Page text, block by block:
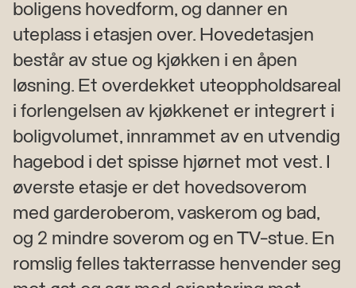
boligens hovedform, og danner en
uteplass i etasjen over. Hovedetasjen
består av stue og kjøkken i en åpen
løsning. Et overdekket uteoppholdsareal
i forlengelsen av kjøkkenet er integrert i
boligvolumet, innrammet av en utvendig
hagebod i det spisse hjørnet mot vest. I
øverste etasje er det hovedsoverom
med garderoberom, vaskerom og bad,
og 2 mindre soverom og en TV-stue. En
romslig felles takterrasse henvender seg